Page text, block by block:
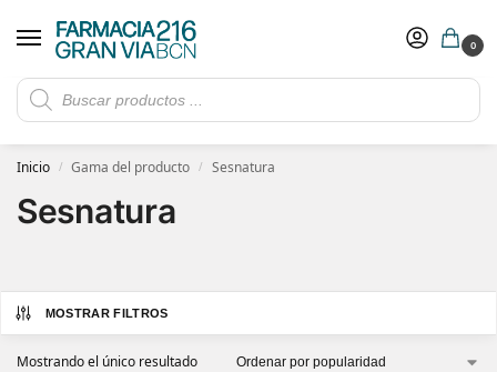
0
Rebajas de verano hasta -30%
​ 5€ de descuento con el cupón 5GRANVIA (compras superiores a 150€)
Inicio / Gama del producto / Sesnatura
Sesnatura
MOSTRAR FILTROS
Mostrando el único resultado